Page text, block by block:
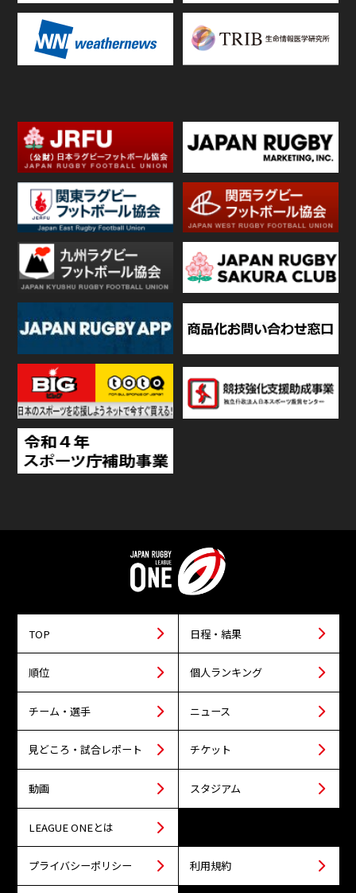
TOP 日程・結果
順位 個人ランキング
チーム・選手 ニュース
見どころ・試合レポート チケット
動画 スタジアム
LEAGUE ONEとは
プライバシーポリシー 利用規約